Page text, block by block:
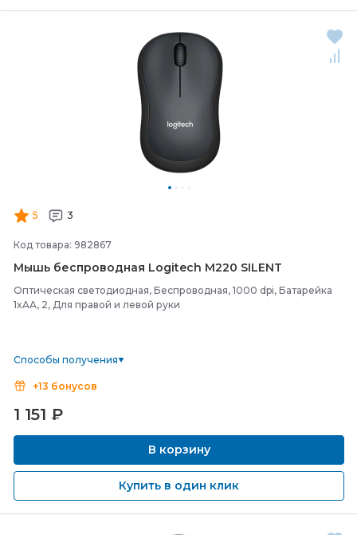
5 3
Код товара: 982867
Мышь беспроводная Logitech M220 SILENT
Оптическая светодиодная, Беспроводная, 1000 dpi, Батарейка
1xAA, 2, Для правой и левой руки
Способы получения
+13 бонусов
1 151 ₽
В корзину
Купить в один клик